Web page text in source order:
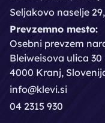
Seljakovo naselje
Prevzemno mesto:
Osebni prevzem
Bleiweisova ulica 30
4000 Kranj,
info@klevi.si
04 2315 930